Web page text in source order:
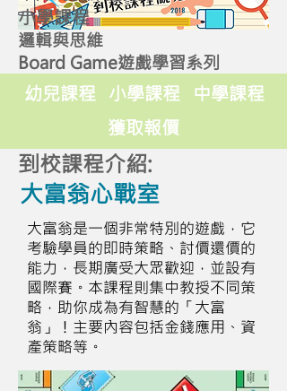
小學課程
邏輯與思維
Board Game遊戲學習系列
幼兒課程 小學課程
中學課程
獲取報價
到校課程介紹:
大富翁心戰室
大富翁是一個非常特別的遊戲，它
考驗學員的即時策略、討價還價的
能力，長期廣受大眾歡迎，並設有
國際賽。本課程則集中教授不同策
略，助你成為有智慧的「大富
翁」！主要內容包括金錢應用、資
產策略等。